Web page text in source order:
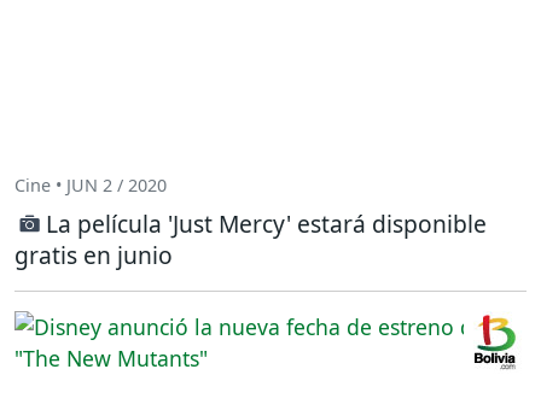
Cine • JUN 2 / 2020
La película 'Just Mercy' estará disponible
gratis en junio